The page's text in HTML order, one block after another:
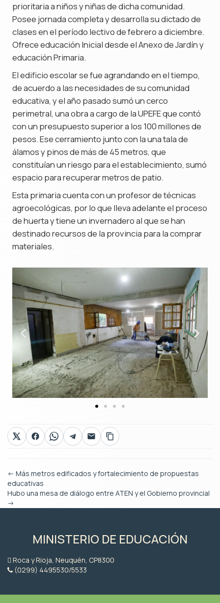
prioritaria a niños y niñas de dicha comunidad.
Posee jornada completa y desarrolla su dictado de
clases en el período lectivo de febrero a diciembre.
Ofrece educación Inicial desde el Anexo de Jardín y
educación Primaria.
El edificio escolar se fue agrandando en el tiempo,
de acuerdo a las necesidades de su comunidad
educativa, y el año pasado sumó un cerco
perimetral, una obra a cargo de la UPEFE que contó
con un presupuesto superior a los 100 millones de
pesos. Ese cerramiento junto con la una tala de
álamos y pinos de más de 45 metros, que
constituían un riesgo para el establecimiento, sumó
espacio para recuperar metros de patio.
Esta primaria cuenta con un profesor de técnicas
agroecológicas, por lo que lleva adelante el proceso
de huerta y tiene un invernadero al que se han
destinado recursos de la provincia para la comprar
materiales.
← Más metros edificados y fortalecimiento de propuestas
educativas
Hubo una mesa de diálogo entre ATEN y el Gobierno provincial
→
MINISTERIO DE EDUCACIÓN
Roca y Rioja, Neuquén, CP8300
(0299) 4495530/5533